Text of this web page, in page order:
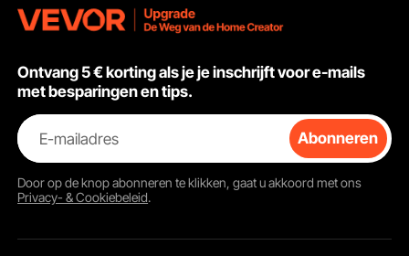
woonkamer/slaapkame
r met haken, hardware
x 46 mm
Ontvang 5 € korting als je je inschrijft voor e-mails
met besparingen en tips.
E-mailadres Abonneren
Door op de knopabonneren te klikken, gaat u akkoord met ons
Privacy- & Cookiebeleid.